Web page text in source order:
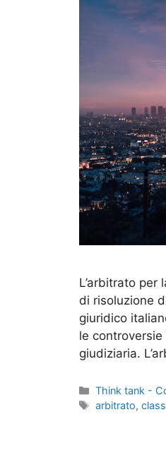
L’arbitrato
di risoluzione
giuridico
le
giudiziaria.
Categorie
Think tank -
Tag
arbitrato,